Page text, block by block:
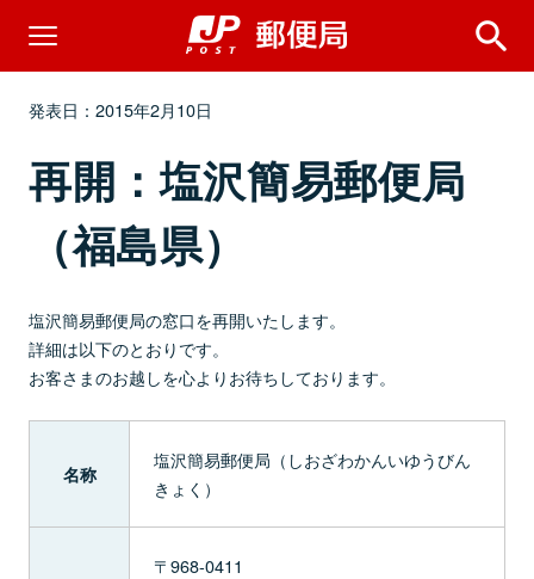
発表日：2015年2月10日
再開：塩沢簡易郵便局
（福島県）
塩沢簡易郵便局の窓口を再開いたします。
詳細は以下のとおりです。
お客さまのお越しを心よりお待ちしております。
名称
塩沢簡易郵便局（しおざわかんいゆうびん
きょく）
〒968-0411